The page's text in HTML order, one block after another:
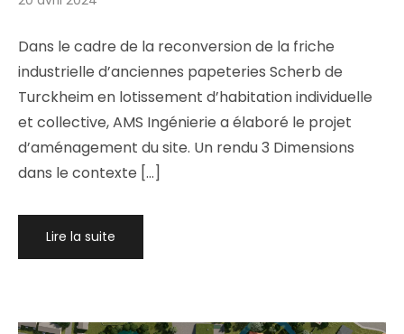
Dans le cadre de la reconversion de la friche
industrielle d’anciennes papeteries Scherb de
Turckheim en lotissement d’habitation individuelle
et collective, AMS Ingénierie a élaboré le projet
d’aménagement du site. Un rendu 3 Dimensions
dans le contexte […]
Lire la suite